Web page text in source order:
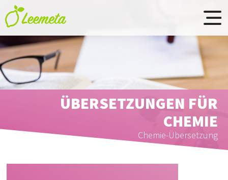
Skip to main content
ÜBERSETZUNGEN FÜR
CHEMIE
Chemie-Übersetzung